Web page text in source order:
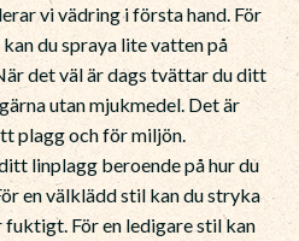
vi vädring i första hand. För
du spraya lite vatten på
det väl är dags tvättar du ditt
utan mjukmedel. Det är
plagg och för miljön.
linplagg beroende på hur du
en välklädd stil kan du stryka
För en ledigare stil kan